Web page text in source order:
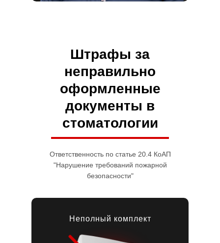
Штрафы за
неправильно
оформленные
документы в
стоматологии
Ответственность по статье 20.4 КоАП
"Нарушение требований пожарной
безопасности"
Неполный комплект